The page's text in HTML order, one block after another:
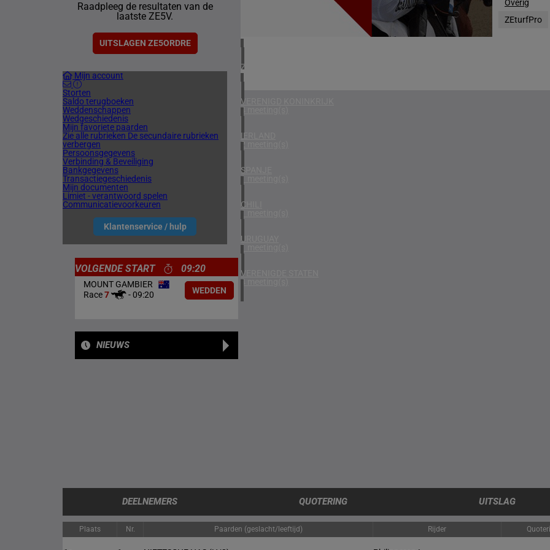
Raadpleeg de resultaten van de
laatste ZE5V.
UITSLAGEN ZE5ORDRE
Mijn account
Storten
Saldo terugboeken
Weddenschappen
Wedgeschiedenis
Mijn favoriete paarden
Zie alle rubrieken De secundaire rubrieken
verbergen
Persoonsgegevens
Verbinding & Beveiliging
Bankgegevens
Transactiegeschiedenis
Mijn documenten
Limiet - verantwoord spelen
Communicatievoorkeuren
Klantenservice / hulp
1 meeting(s)
ZUID-AFRIKA
1 meeting(s)
VERENIGD KONINKRIJK
4 meeting(s)
IERLAND
2 meeting(s)
SPANJE
1 meeting(s)
CHILI
1 meeting(s)
URUGUAY
1 meeting(s)
VERENIGDE STATEN
4 meeting(s)
Overig
ZEturfPro
VOLGENDE START 09:20
MOUNT GAMBIER
Race7 -09:20 WEDDEN
NIEUWS
DEELNEMERS QUOTERING UITSLAG
Plaats Nr. Paarden (geslacht/leeftijd) Rijder